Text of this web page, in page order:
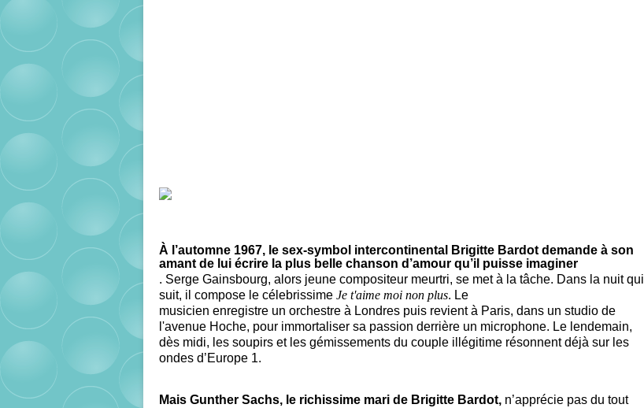
À l’automne 1967, le sex-symbol intercontinental Brigitte Bardot demande à son
amant de lui écrire la plus belle chanson d’amour qu’il puisse imaginer
. Serge Gainsbourg, alors jeune compositeur meurtri, se met à la tâche. Dans la nuit qui
suit, il compose le célebrissime Je t'aime moi non plus. Le
musicien enregistre un orchestre à Londres puis revient à Paris, dans un studio de
l'avenue Hoche, pour immortaliser sa passion derrière un microphone. Le lendemain,
dès midi, les soupirs et les gémissements du couple illégitime résonnent déjà sur les
ondes d’Europe 1.
Mais Gunther Sachs, le richissime mari de Brigitte Bardot, n’apprécie pas du tout